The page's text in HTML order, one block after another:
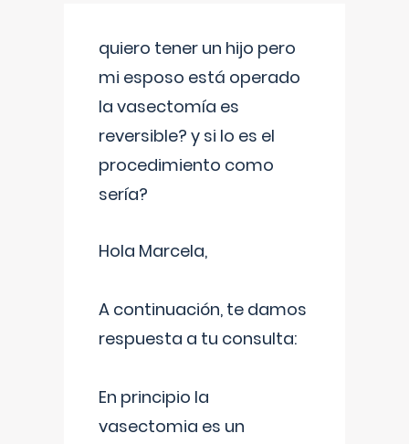
quiero tener un hijo pero
mi esposo está operado
la vasectomía es
reversible? y si lo es el
procedimiento como
sería?
Hola Marcela,
A continuación, te damos
respuesta a tu consulta:
En principio la
vasectomia es un